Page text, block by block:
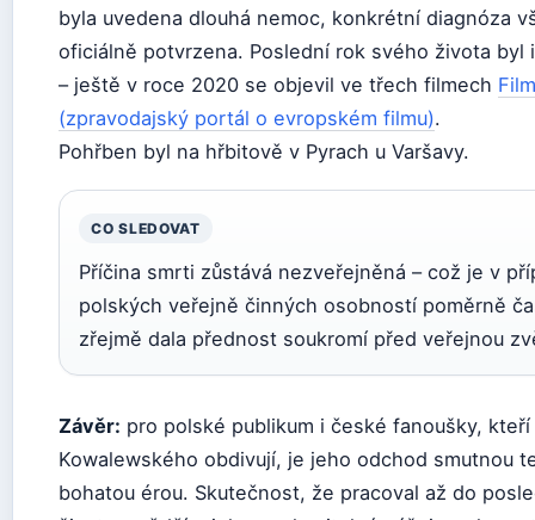
byla uvedena dlouhá nemoc, konkrétní diagnóza
oficiálně potvrzena. Poslední rok svého života byl
– ještě v roce 2020 se objevil ve třech filmech
(zpravodajský portál o evropském filmu).
Pohřben byl na hřbitově v Pyrach u Varšavy.
CO SLEDOVAT
Příčina smrti zůstává nezveřejněná – což je v
polských veřejně činných osobností poměrně
zřejmě dala přednost soukromí před veřejnou
Závěr: pro polské publikum i české fanoušky, kteří
Kowalewského obdivují, je jeho odchod smutnou
bohatou érou. Skutečnost, že pracoval až do